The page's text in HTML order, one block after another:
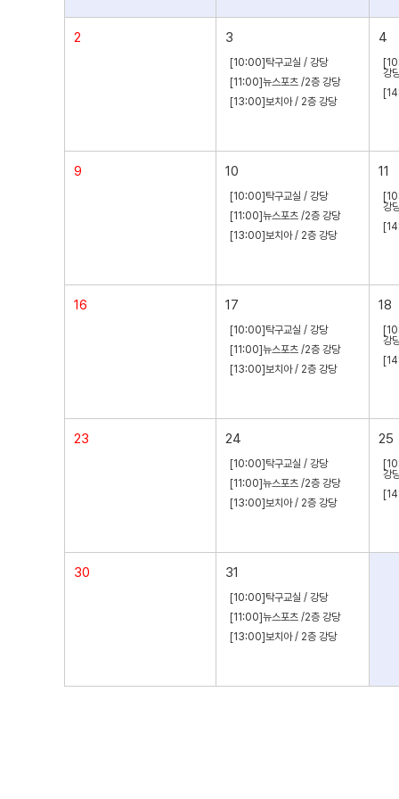
2 3
[10:00]탁구교실 / 강당
[11:00]뉴스포츠 /2층 강당
[13:00]보치아 / 2층 강당
4
강
9 10
[10:00]탁구교실 / 강당
[11:00]뉴스포츠 /2층 강당
[13:00]보치아 / 2층 강당
11
강
16 17
[10:00]탁구교실 / 강당
[11:00]뉴스포츠 /2층 강당
[13:00]보치아 / 2층 강당
18
강
23 24
[10:00]탁구교실 / 강당
[11:00]뉴스포츠 /2층 강당
[13:00]보치아 / 2층 강당
25
강
30 31
[10:00]탁구교실 / 강당
[11:00]뉴스포츠 /2층 강당
[13:00]보치아 / 2층 강당